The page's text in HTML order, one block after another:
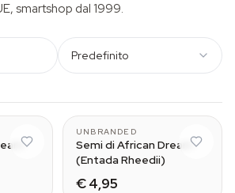
smartshop dal 1999.
Predefinito
UNBRANDED
Semi di African Dream
(Entada Rheedii)
€ 4,95